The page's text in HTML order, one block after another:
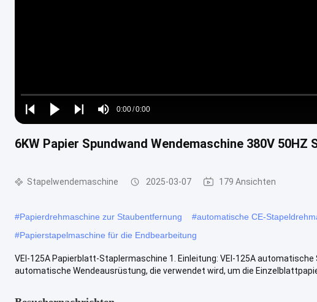
Play
Play
Play
Mute
Time
0:00/0:00
Loaded:
0%
6KW Papier Spundwand Wendemaschine 380V 50HZ
Stapelwendemaschine 2025-03-07 179 Ansichten
#Papierdrehmaschine zur Staubentfernung #automatische CE-
#Papierstapelmaschine für die Endbearbeitung
VEI-125A Papierblatt-Staplermaschine 1. Einleitung: VEI-125A
automatische Wendeausrüstung, die verwendet wird, um die